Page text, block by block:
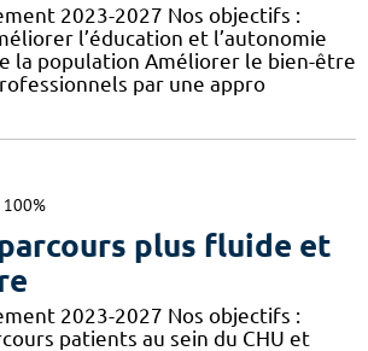
2023-2027 Nos objectifs :
l’éducation et l’autonomie
la population Améliorer le bien-être
par une appro
100%
plus fluide et
2023-2027 Nos objectifs :
patients au sein du CHU et